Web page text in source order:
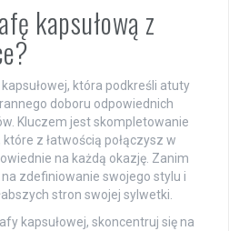
kapsułową z
która podkreśli atuty
doboru odpowiednich
Kluczem jest skompletowanie
z łatwością połączysz w
na każdą okazję. Zanim
zdefiniowanie swojego stylu i
stron swojej sylwetki.
kapsułowej, skoncentruj się na